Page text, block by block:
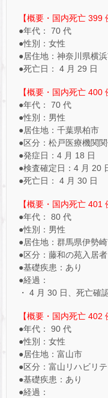
【概要・国内死亡 399
●年代： 70 代
●性別：女性
●居住地：神奈川県横
●死亡日： 4 月 29 日
【概要・国内死亡 400
●年代： 70 代
●性別：男性
●居住地：千葉県柏市
●区分：松戸医療機関
●発症日：4 月 18 日
●検査確定日：4 月 20
●死亡日： 4 月 30 日
【概要・国内死亡 401
●年代： 80 代
●性別：男性
●居住地：群馬県伊勢
●区分：藤和の苑入居者
●基礎疾患：あり
●経過：
・ 4 月 30 日、死亡確認
【概要・国内死亡 402
●年代： 90 代
●性別：女性
●居住地：富山市
●区分：富山リハビリ
●基礎疾患：あり
●経過：